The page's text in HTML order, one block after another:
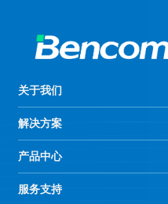
关于我们
解决方案
产品中心
服务支持